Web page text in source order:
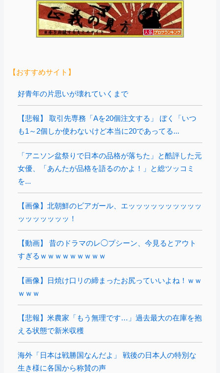
【おすすめサイト】
好青年の片思いが壊れていくまで
【悲報】 取引先専務「Aを20個注文する」 ぼく「いつ
も1～2個しか使わないけど本当に20であってる...
「アニソン盆祭りで日本の品格が落ちた」と酷評した元
女優、「あんたが品格を語るのかよ！」と総ツッコミ
を...
【画像】北朝鮮のビアガール、エッッッッッッッッッッ
ッッッッッッッ！
【動画】 昔のドラマのレ◯プシーン、今見るとアウト
すぎるｗｗｗｗｗｗｗｗｗ
【画像】日焼け口リの締まったお尻っていいよね！ｗｗ
ｗｗｗ
【悲報】米農家「もう無理です…」過去最大の在庫を抱
える状態で新米収穫
海外「日本は戦勝国なんだよ」 戦後の日本人の特別な
生き様に各国から称賛の声